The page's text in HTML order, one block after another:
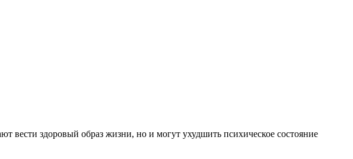
вести здоровый образ жизни, но и могут ухудшить психическое состояние